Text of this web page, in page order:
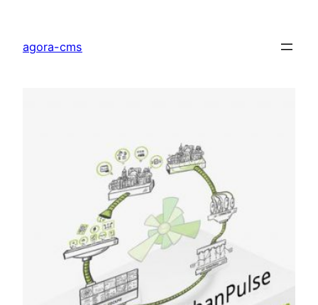
Inhaltagora-cms